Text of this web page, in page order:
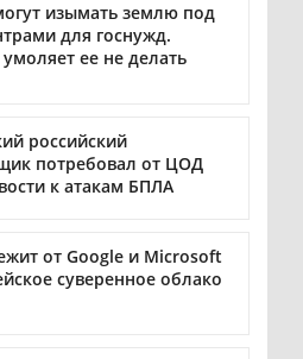
изымать землю под
для госнужд.
ее не делать
российский
потребовал от ЦОД
к атакам БПЛА
от Google и Microsoft
суверенное облако